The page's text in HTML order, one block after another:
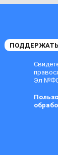
Эл